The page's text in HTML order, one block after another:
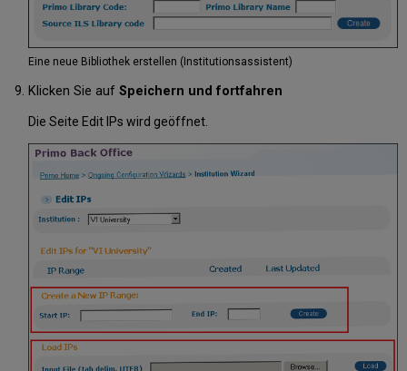
Eine neue Bibliothek erstellen (Institutionsassistent)
Klicken Sie auf Speichern und fortfahren
Die Seite Edit IPs wird geöffnet.